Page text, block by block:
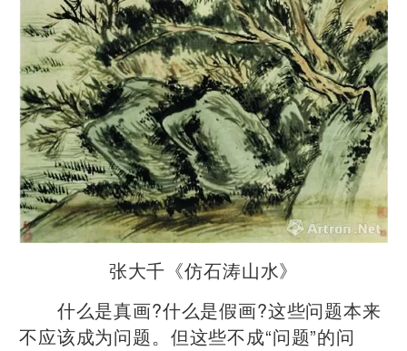
张大千《仿石涛山水》
什么是真画?什么是假画?这些问题本来
不应该成为问题。但这些不成“问题”的问